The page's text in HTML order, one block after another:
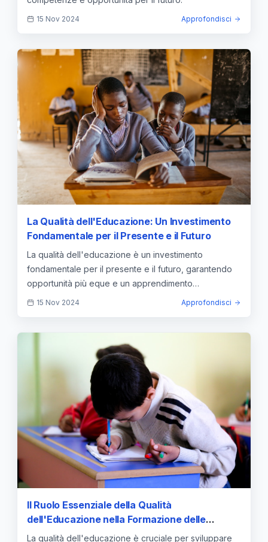
15 Nov 2024 Approfondisci
La Qualità dell'Educazione: Un Investimento
Fondamentale per il Presente e il Futuro
La qualità dell'educazione è un investimento
fondamentale per il presente e il futuro, garantendo
opportunità più eque e un apprendimento
significativo.
15 Nov 2024 Approfondisci
Il Ruolo Essenziale della Qualità
dell'Educazione nella Formazione delle
Competenze Chiave
La qualità dell'educazione è cruciale per sviluppare